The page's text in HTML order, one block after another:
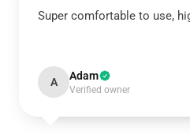
Super comfortable to use,
A Adam
Verified owner